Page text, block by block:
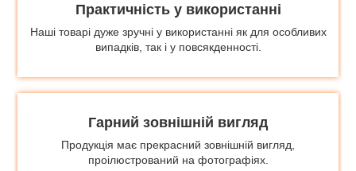
Практичність у використанні
Наші товарі дуже зручні у використанні як для особливих
випадків, так і у повсякденності.
Гарний зовнішній вигляд
Продукція має прекрасний зовнішній вигляд,
проілюстрований на фотографіях.